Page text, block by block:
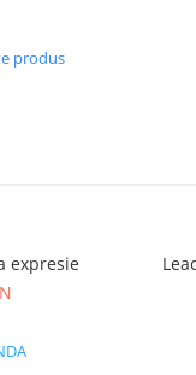
produs
expresie